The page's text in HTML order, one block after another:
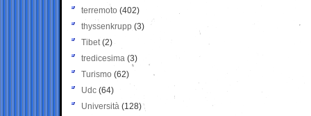
terremoto (402)
thyssenkrupp (3)
Tibet(2)
tredicesima (3)
Turismo (62)
Udc (64)
Università (128)